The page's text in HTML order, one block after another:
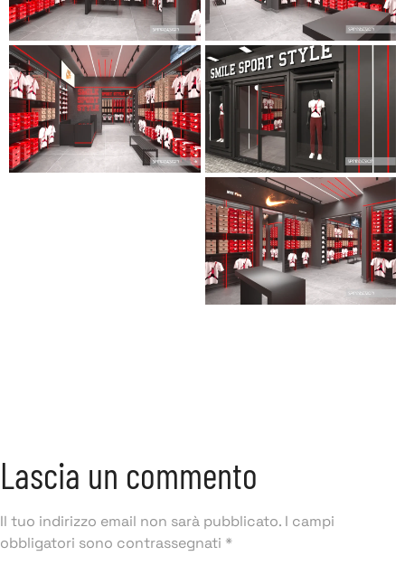
Lascia un commento
Il tuo indirizzo email non sarà pubblicato. I campi
obbligatori sono contrassegnati *